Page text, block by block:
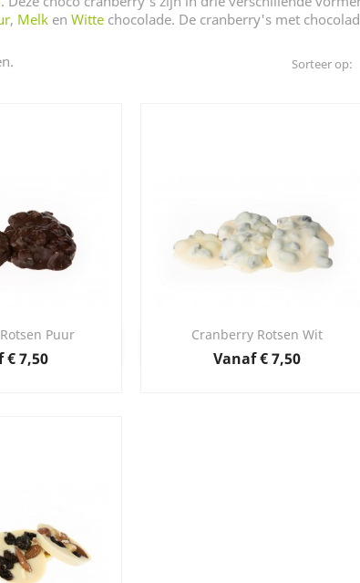
, Melken Wittechocolade. De cranberry's met
Sorteer op:
Puur
Prijs
€ 7,50
bekijken
Cranberry Rotsen Wit
VanafPrijs
€ 7,50
 Snel bekijken